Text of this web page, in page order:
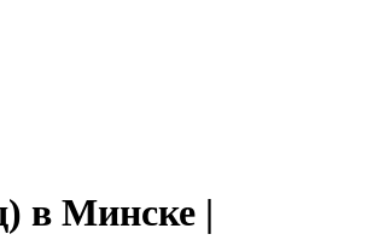
в Минске |